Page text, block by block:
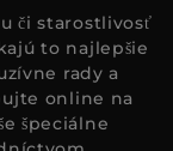
či starostlivosť
to najlepšie
rady a
online na
špeciálne